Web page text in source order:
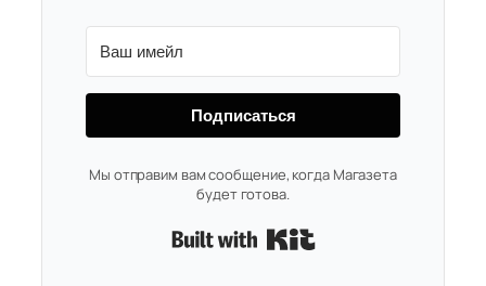
Подписаться
Мы отправим вам сообщение, когда Магазета
будет готова.